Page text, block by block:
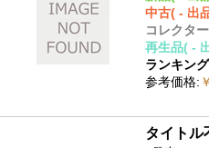
中古( - 出
コレクター
再生品( -
ランキン
参考価格:
タイトル